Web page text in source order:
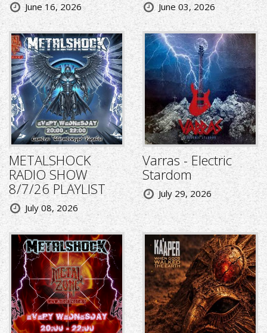
June 16, 2026 June 03, 2026
METALSHOCK
RADIO SHOW
8/7/26 PLAYLIST
July 08, 2026
Varras - Electric
Stardom
July 29, 2026